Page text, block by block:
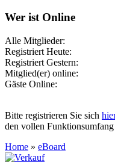
Wer ist Online
Alle Mitglieder:
Registriert Heute:
Registriert Gestern:
Mitglied(er) online:
Gäste Online:
Bitte registrieren Sie sich hier
den vollen Funktionsumfang
Home » eBoard